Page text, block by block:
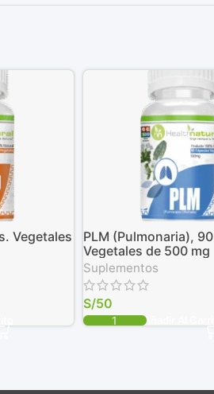
Vegetales
PLM (Pulmonaria),
Vegetales de 500 mg
Suplementos
S/50
Añadir Al